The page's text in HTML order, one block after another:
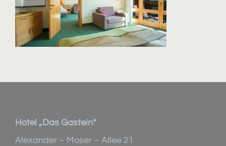
Hotel „Das Gastein“
Alexander – Moser – Allee 21